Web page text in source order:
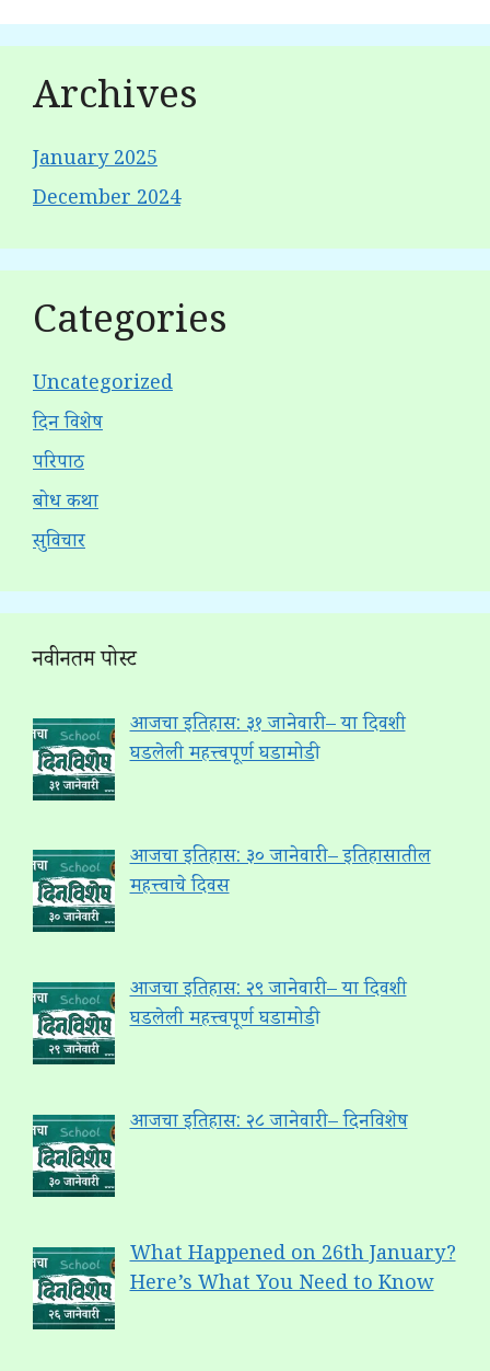
Archives
January 2025
December 2024
Categories
Uncategorized
दिन विशेष
परिपाठ
बोध कथा
सुविचार
नवीनतम पोस्ट
आजचा इतिहास: ३१ जानेवारी – या दिवशी
घडलेली महत्त्वपूर्ण घडामोडी
आजचा इतिहास: ३० जानेवारी – इतिहासातील
महत्त्वाचे दिवस
आजचा इतिहास: २९ जानेवारी – या दिवशी
घडलेली महत्त्वपूर्ण घडामोडी
आजचा इतिहास: २८ जानेवारी – दिनविशेष
What Happened on 26th January?
Here’s What You Need to Know